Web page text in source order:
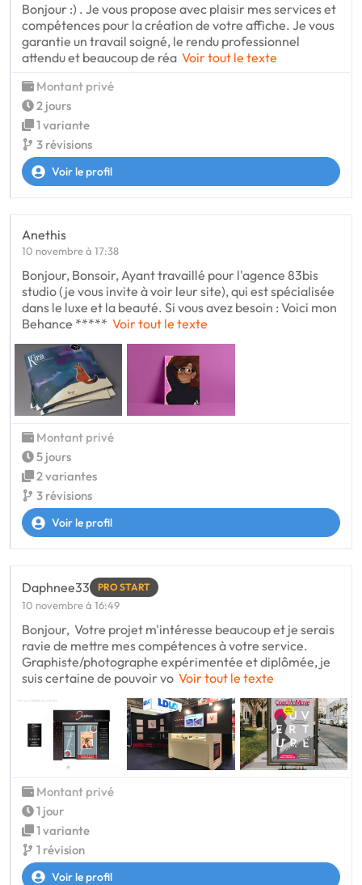
Bonjour :) . Je vous propose avec plaisir mes services et
compétences pour la création de votre affiche. Je vous
garantie un travail soigné, le rendu professionnel
attendu et beaucoup de réa Voir tout le texte
Montant privé
2 jours
1 variante
3 révisions
Voir le profil
Anethis
10 novembre à 17:38
Bonjour, Bonsoir, Ayant travaillé pour l'agence 83bis
studio (je vous invite à voir leur site), qui est spécialisée
dans le luxe et la beauté. Si vous avez besoin : Voici mon
Behance ***** Voir tout le texte
Montant privé
5 jours
2 variantes
3 révisions
Voir le profil
Daphnee33 PRO START
10 novembre à 16:49
Bonjour, Votre projet m'intéresse beaucoup et je serais
ravie de mettre mes compétences à votre service.
Graphiste/photographe expérimentée et diplômée, je
suis certaine de pouvoir vo Voir tout le texte
Montant privé
1 jour
1 variante
1 révision
Voir le profil